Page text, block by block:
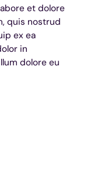
et dolore
quis nostrud
ex ea
in
dolore eu